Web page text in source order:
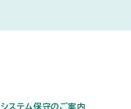
システム保守のご案内